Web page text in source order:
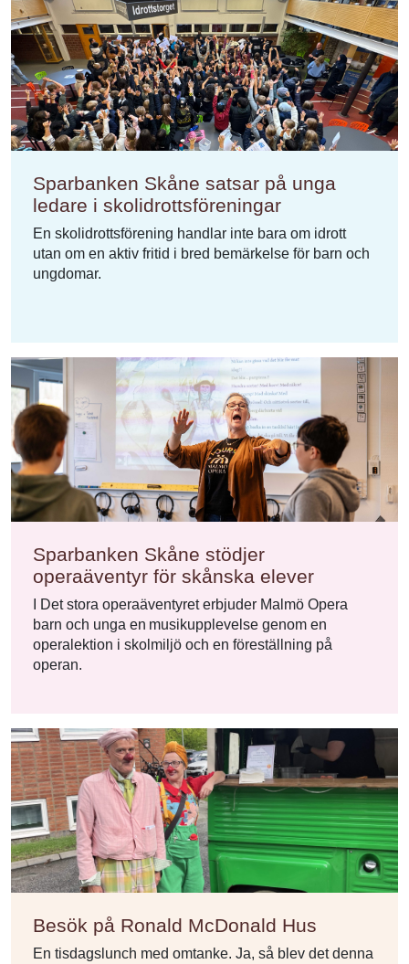
Sparbanken Skåne satsar på unga
ledare i skolidrottsföreningar
En skolidrottsförening handlar inte bara om idrott
utan om en aktiv fritid i bred bemärkelse för barn och
ungdomar.
Sparbanken Skåne stödjer
operaäventyr för skånska elever
I Det stora operaäventyret erbjuder Malmö Opera
barn och unga en musikupplevelse genom en
operalektion i skolmiljö och en föreställning på
operan.
Besök på Ronald McDonald Hus
En tisdagslunch med omtanke. Ja, så blev det denna